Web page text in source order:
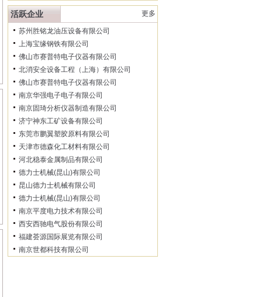
活跃企业 更多
苏州胜铭龙油压设备有限公司
上海宝缘钢铁有限公司
佛山市赛普特电子仪器有限公司
北消安全设备工程（上海）有限公司
佛山市赛普特电子仪器有限公司
南京华强电子电子有限公司
南京固琦分析仪器制造有限公司
济宁神东工矿设备有限公司
东莞市鹏翼塑胶原料有限公司
天津市德森化工材料有限公司
河北稳泰金属制品有限公司
德力士机械(昆山)有限公司
昆山德力士机械有限公司
德力士机械(昆山)有限公司
南京平度电力技术有限公司
西安西驰电气股份有限公司
福建荟源国际展览有限公司
南京世都科技有限公司